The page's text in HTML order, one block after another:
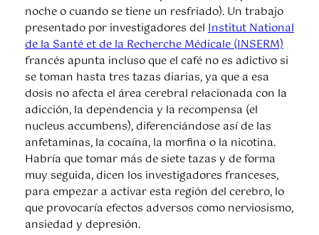
noche o cuando se tiene un resfriado). Un trabajo
presentado por investigadores delInstitut National
de la Santé et de la Recherche Médicale (INSERM)
francés apunta incluso que el café no es adictivo si
se toman hasta tres tazas diarias, ya que a esa
dosis no afecta el área cerebral relacionada con la
adicción, la dependencia y la recompensa (el
nucleus accumbens), diferenciándose así de las
anfetaminas, la cocaína, la morfina o la nicotina.
Habría que tomar más de siete tazas y de forma
muy seguida, dicen los investigadores franceses,
para empezar a activar esta región del cerebro, lo
que provocaría efectos adversos como nerviosismo,
ansiedad y depresión.